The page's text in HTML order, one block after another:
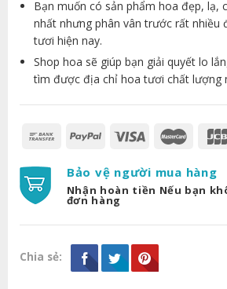
Bạn muốn có sản phẩm hoa đẹp, lạ,
nhất nhưng phân vân trước rất nhiều
tươi hiện nay.
Shop hoa sẽ giúp bạn giải quyết lo
tìm được địa chỉ hoa tươi chất lượng
Bảo vệ người mua hàng
Nhận hoàn tiền Nếu bạn
đơn hàng
Chia sẻ: